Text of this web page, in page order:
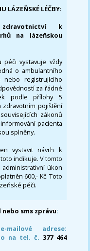
LÁZEŇSKÉ LÉČBY:
k
na lázeňskou
péči vystavuje vždy
o ambulantního
nebo registrujícího
za řádné
podle přílohy 5
zdravotním pojištění
zákonů
informování pacienta
splněny.
vystavit návrh k
indikuje. V tomto
úkon
600,- Kč. Toto
péči.
sms zprávu:
adrese:
na tel. č. 377 464